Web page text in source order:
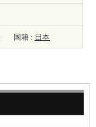
国籍 : 日本